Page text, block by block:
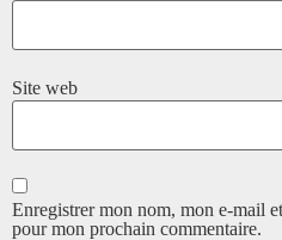
Site web
Enregistrer mon nom, mon e-mail
pour mon prochain commentaire.